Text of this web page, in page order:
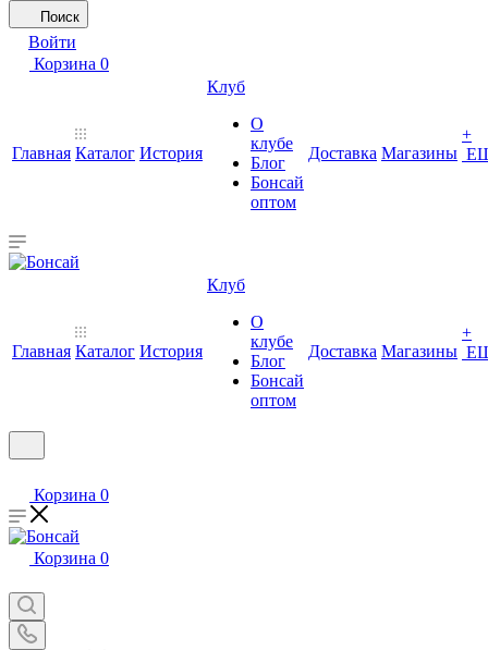
Поиск
Войти
Корзина 0
Главная Каталог История
Клуб
О
клубе
Блог
Бонсай
оптом
Доставка Магазины
+
Главная Каталог История
Клуб
О
клубе
Блог
Бонсай
оптом
Доставка Магазины
+
Корзина 0
Корзина 0